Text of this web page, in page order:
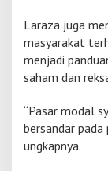
Laraza juga
masyarakat
menjadi
saham dan
“Pasar modal
bersandar pada
ungkapnya.